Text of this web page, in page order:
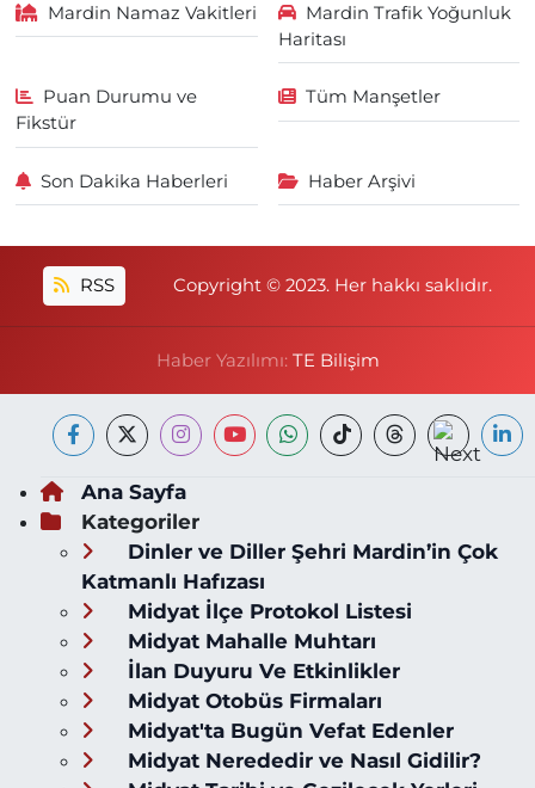
Mardin Namaz Vakitleri
Mardin Trafik Yoğunluk
Haritası
Puan Durumu ve
Fikstür
Tüm Manşetler
Son Dakika Haberleri Haber Arşivi
RSS Copyright © 2023. Her hakkı saklıdır.
Haber Yazılımı: TE Bilişim
Ana Sayfa
Kategoriler
Dinler ve Diller Şehri Mardin’in Çok
Katmanlı Hafızası
Midyat İlçe Protokol Listesi
Midyat Mahalle Muhtarı
İlan Duyuru Ve Etkinlikler
Midyat Otobüs Firmaları
Midyat'ta Bugün Vefat Edenler
Midyat Nerededir ve Nasıl Gidilir?